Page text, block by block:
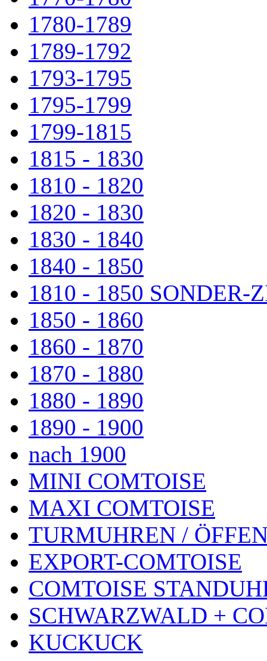
1780-1789
1789-1792
1793-1795
1795-1799
1799-1815
1815 - 1830
1810 - 1820
1820 - 1830
1830 - 1840
1840 - 1850
1810 - 1850 SONDER-
1850 - 1860
1860 - 1870
1870 - 1880
1880 - 1890
1890 - 1900
nach 1900
MINI COMTOISE
MAXI COMTOISE
TURMUHREN /
EXPORT-COMTOISE
COMTOISE
SCHWARZWALD +
KUCKUCK